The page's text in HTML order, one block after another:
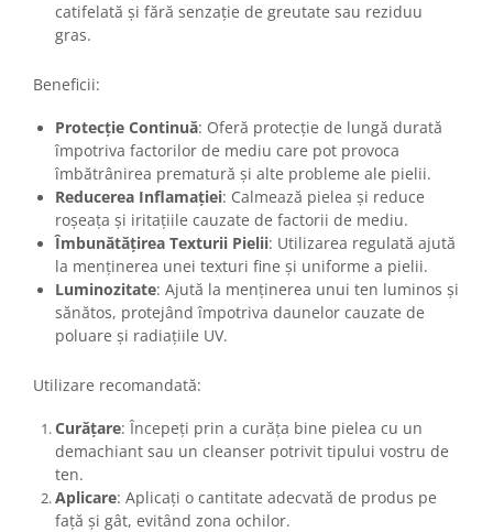
catifelată și fără senzație de greutate sau reziduu
gras.
Beneficii:
Protecție Continuă: Oferă protecție de lungă durată
împotriva factorilor de mediu care pot provoca
îmbătrânirea prematură și alte probleme ale pielii.
Reducerea Inflamației: Calmează pielea și reduce
roșeața și iritațiile cauzate de factorii de mediu.
Îmbunătățirea Texturii Pielii: Utilizarea regulată ajută
la menținerea unei texturi fine și uniforme a pielii.
Luminozitate: Ajută la menținerea unui ten luminos și
sănătos, protejând împotriva daunelor cauzate de
poluare și radiațiile UV.
Utilizare recomandată:
Curățare: Începeți prin a curăța bine pielea cu un
demachiant sau un cleanser potrivit tipului vostru de
ten.
Aplicare: Aplicați o cantitate adecvată de produs pe
față și gât, evitând zona ochilor.